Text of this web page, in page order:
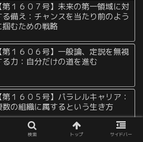
第１６０７号】未来の第一領域に対
る備え：チャンスを当たり前のよう
掴むための戦略
第１６０６号】一般論、定説を無視
る力：自分だけの道を進む
第１６０５号】パラレルキャリア：
数の組織に属するという生き方
検索 トップ サイドバー